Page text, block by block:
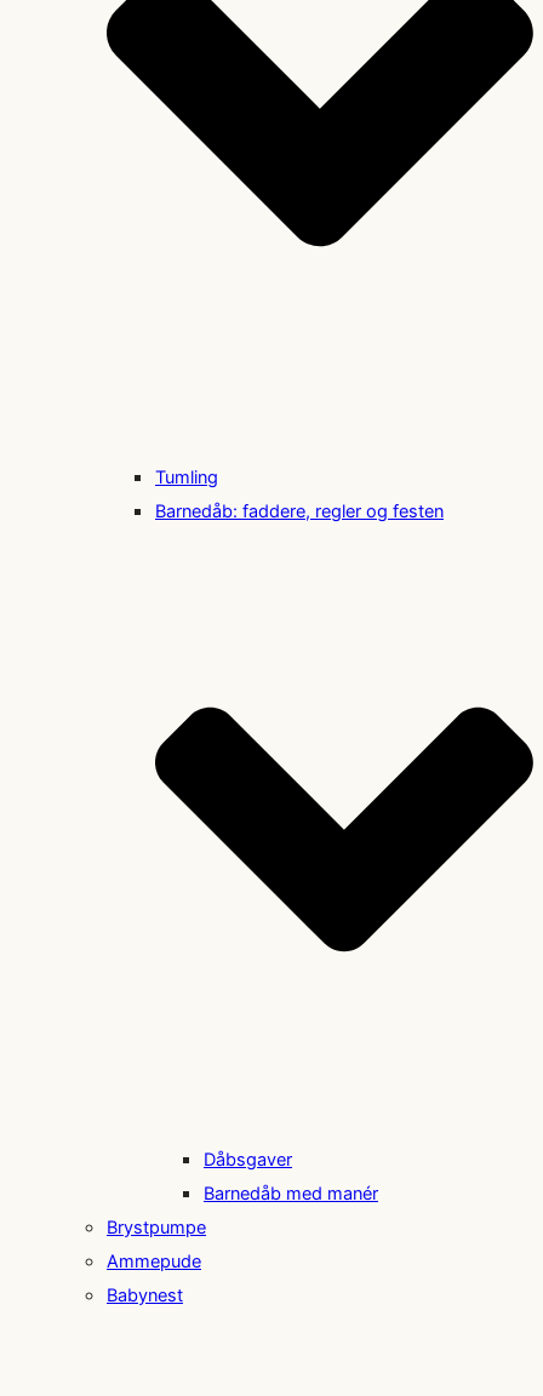
Tumling
Barnedåb: faddere, regler og festen
Dåbsgaver
Barnedåb med manér
Brystpumpe
Ammepude
Babynest